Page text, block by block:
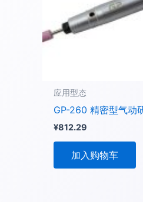
应用型态
GP-260 精密型气动
¥812.29
加入购物车